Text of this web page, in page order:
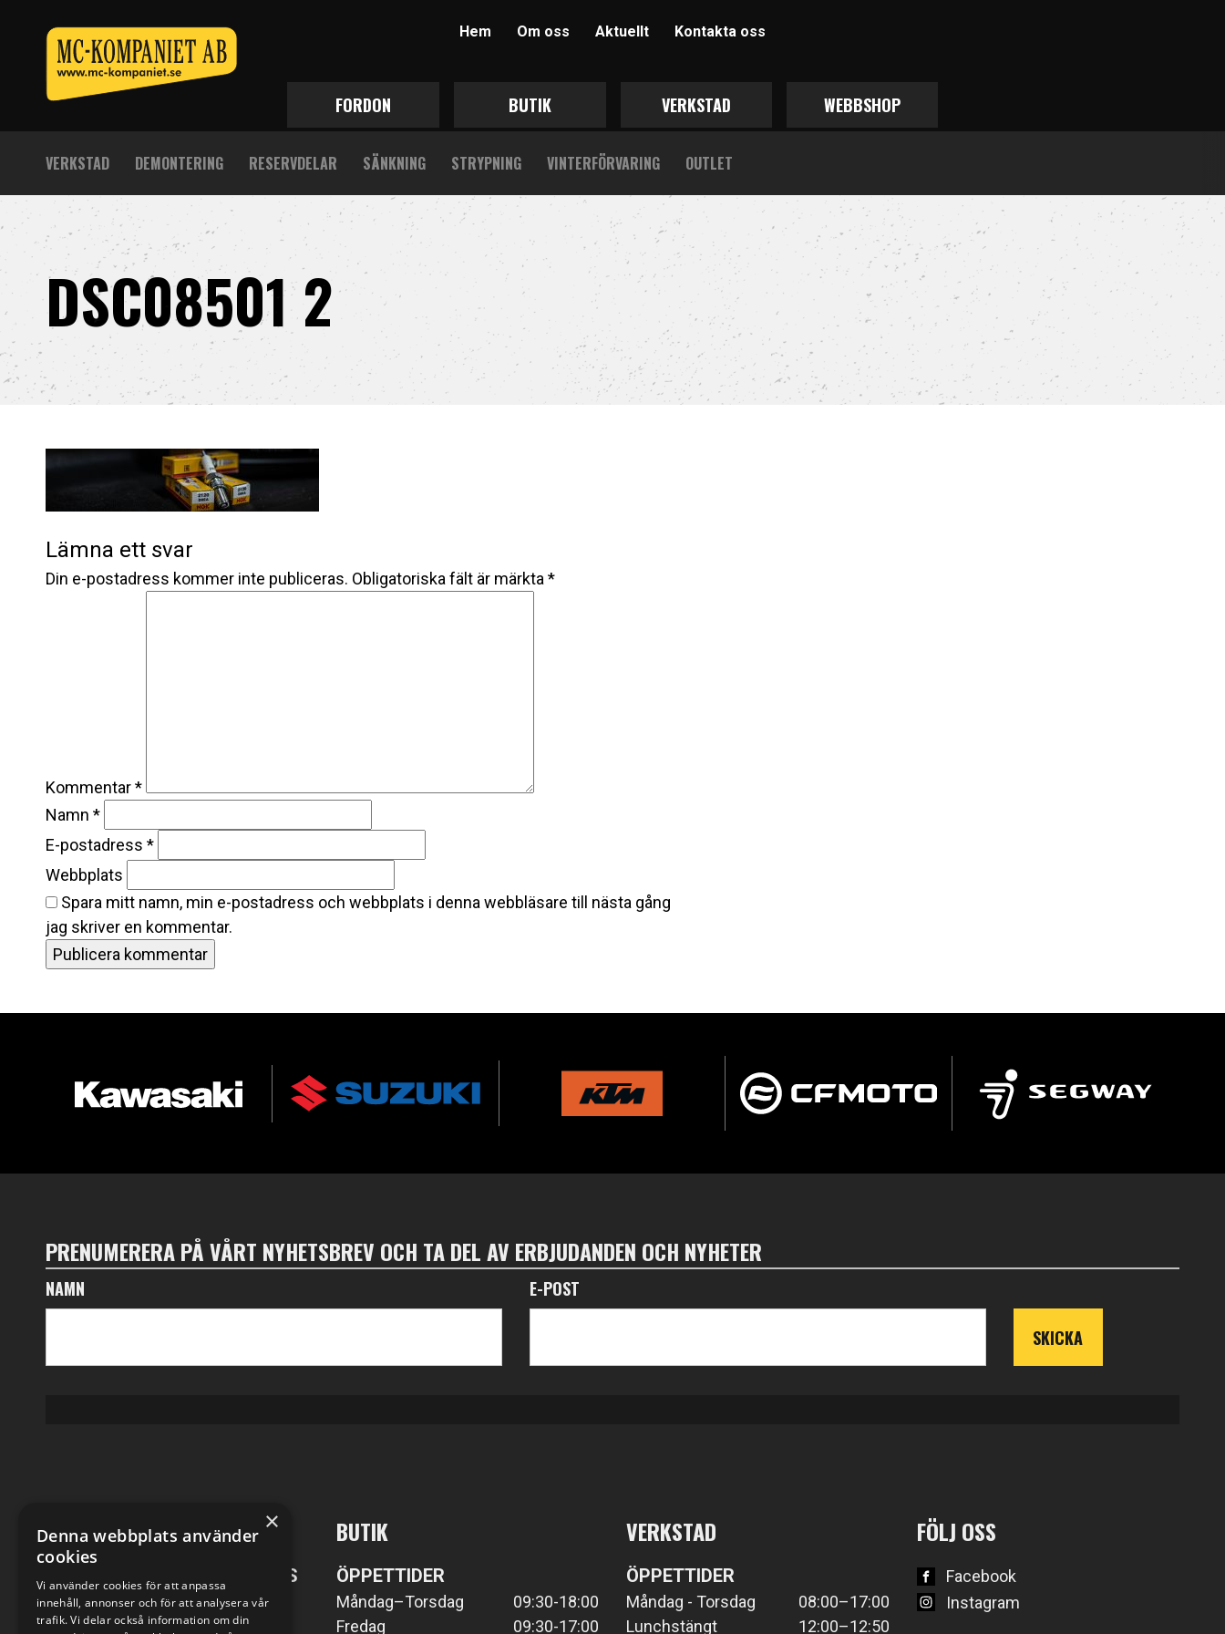
Hem Om oss Aktuellt Kontakta oss
FORDON BUTIK VERKSTAD WEBBSHOP
VERKSTAD DEMONTERING RESERVDELAR SÄNKNING STRYPNING VINTERFÖRVARING OUTLET
DSC08501 2
Lämna ett svar
Din e-postadress kommer inte publiceras. Obligatoriska fält är märkta*
Kommentar*
Namn *
E-postadress *
Webbplats
Spara mitt namn, min e-postadress och webbplats i denna webbläsare till nästa gång
jag skriver en kommentar.
AUKTORISERAD ÅTERFÖRSÄLJARE AV
PRENUMERERA PÅ VÅRT NYHETSBREV OCH TA DEL AV ERBJUDANDEN OCH NYHETER
NAMN E-POST
MC-KOMPANIET
POST- SAMT BESÖKSADRESS
MC-Kompaniet i Väring AB
Väringsvägen 1
BUTIK
ÖPPETTIDER
Måndag–Torsdag
09:30-18:00
Fredag
09:30-17:00
VERKSTAD
ÖPPETTIDER
Måndag - Torsdag
08:00–17:00
Lunchstängt
12:00–12:50
FÖLJ OSS
Facebook
Instagram
×
Denna webbplats använder
cookies
Vi använder cookies för att anpassa
innehåll, annonser och för att analysera vår
trafik. Vi delar också information om din